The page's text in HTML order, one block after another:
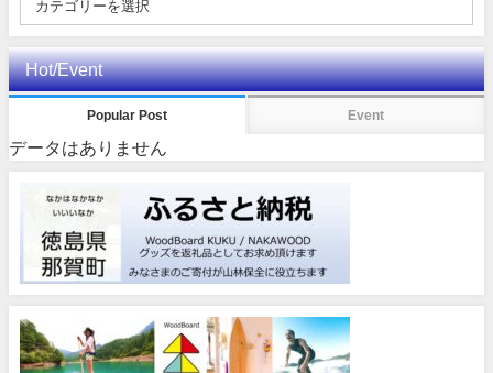
Hot/Event
Popular Post Event
データはありません